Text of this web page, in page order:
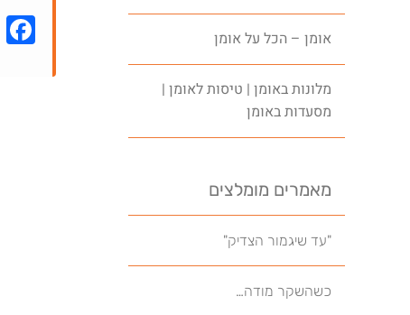
אומן – הכל על אומן
מלונות באומן | טיסות לאומן |
מסעדות באומן
מאמרים מומלצים
"עד שיגמור הצדיק"
כשהשקר מודה…